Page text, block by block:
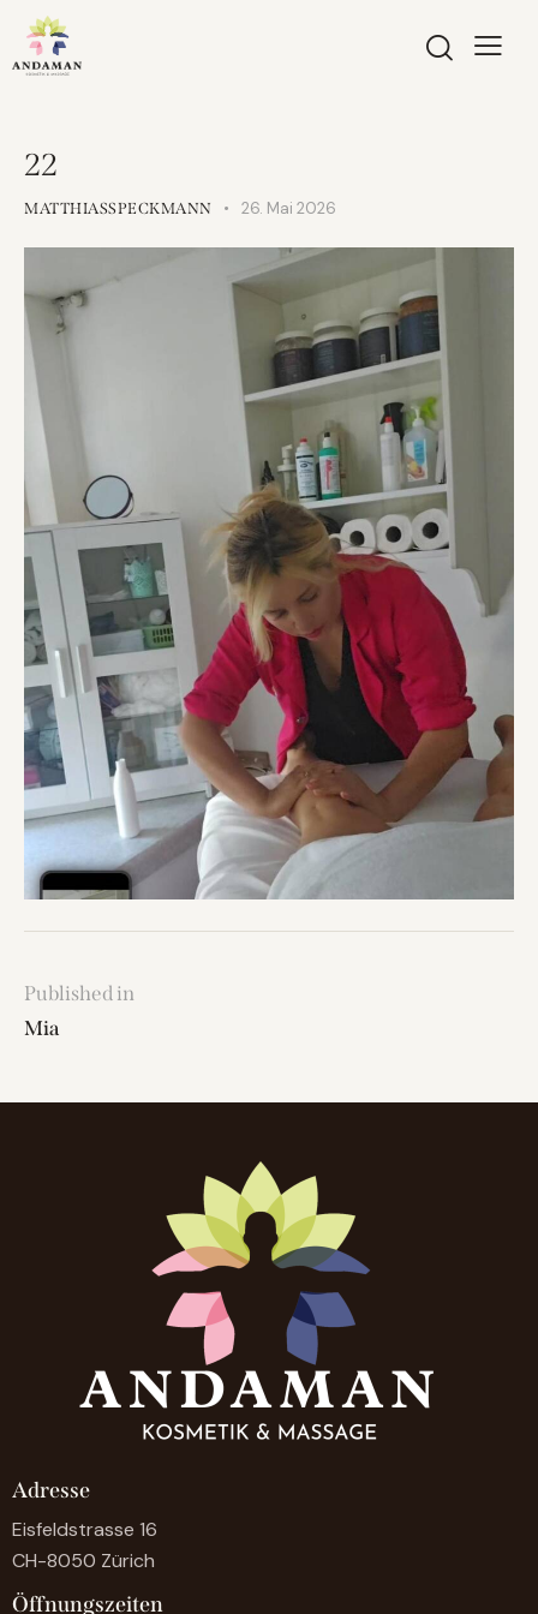
22
MATTHIASSPECKMANN 26. Mai 2026
Published in
Mia
Adresse
Eisfeldstrasse 16
CH-8050 Zürich
Öffnungszeiten